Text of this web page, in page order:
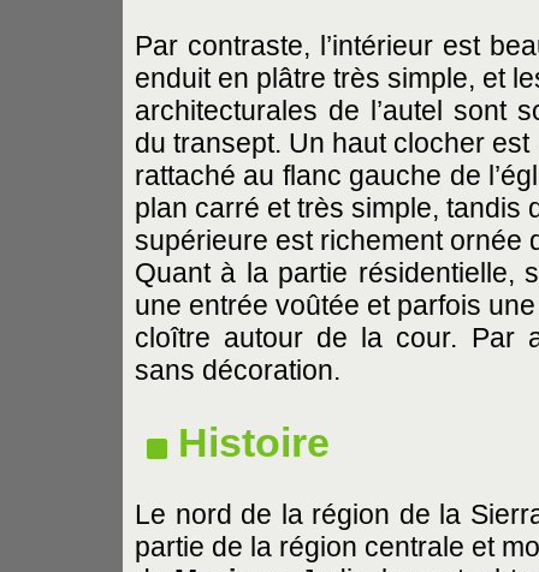
Par contraste, l’intérieur est
enduit en plâtre très simple, et
architecturales de l’autel sont
du transept. Un haut clocher est
rattaché au flanc gauche de
plan carré et très simple, tandis
supérieure est richement ornée
Quant à la partie résidentielle,
une entrée voûtée et parfois
cloître autour de la cour. Par
sans décoration.
Histoire
Le nord de la région de la
partie de la région centrale et